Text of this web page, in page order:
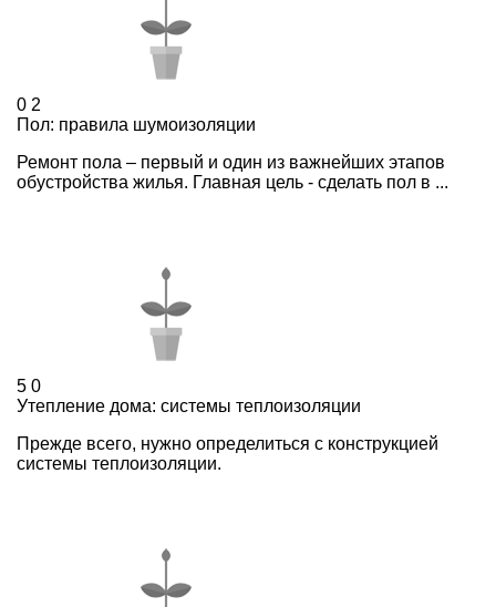
0 2
Пол: правила шумоизоляции
Ремонт пола – первый и один из важнейших этапов
обустройства жилья. Главная цель - сделать пол в ...
5 0
Утепление дома: системы теплоизоляции
Прежде всего, нужно определиться с конструкцией
системы теплоизоляции.